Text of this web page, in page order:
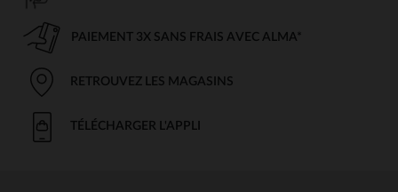
PAIEMENT 3X SANS FRAIS AVEC ALMA*
RETROUVEZ LES MAGASINS
TÉLÉCHARGER L'APPLI